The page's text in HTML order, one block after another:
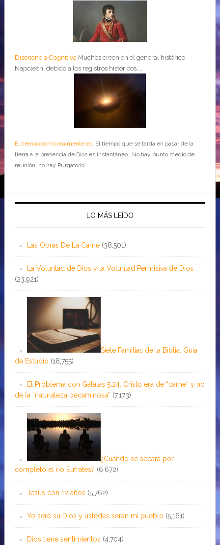
Disonancia Cognitiva Muchos creen en el general histórico
Napoleón, debido a los registros históricos....
El tiempo como realmente esEl tiempo que se tarda en pasar de la
tierra a la presencia de Dios es instantáneo. No hay punto medio de
reunión, no hay Purgatorio.
LO MÁS LEÍDO
Las Obras De La Carne (38,501)
La Voluntad de Dios y la Voluntad Permisiva de Dios
(23,921)
Siete Familias de la Biblia: Guía
de Estudio (18,755)
El Problema con Gálatas 5:24: Cristo era de “carne” y no
de la ¨naturaleza pecaminosa” (7,173)
¿Cuándo se secará por
completo el río Éufrates? (6,672)
Jesús con 12 años (5,762)
Yo seré su Dios y ustedes serán mi pueblo (5,161)
Dios tiene sentimientos (4,704)